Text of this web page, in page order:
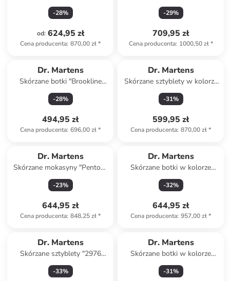
czarnym
-28%
od: 624,95 zł
Cena producenta: 870,00 zł*
brązowym
-29%
709,95 zł
Cena producenta: 1000,50 zł*
Dr. Martens
Skórzane botki "Brookline
Chukka" w kolorze brązowym
-28%
494,95 zł
Cena producenta: 696,00 zł*
Dr. Martens
Skórzane sztyblety w kolorze
czarnym
-31%
599,95 zł
Cena producenta: 870,00 zł*
Dr. Martens
Skórzane mokasyny "Penton"
w kolorze czarnym
-23%
644,95 zł
Cena producenta: 848,25 zł*
Dr. Martens
Skórzane botki w kolorze
czarnym
-32%
644,95 zł
Cena producenta: 957,00 zł*
Dr. Martens
Skórzane sztyblety "2976
Cashew Ambassador" w
kolorze jasnobrązowym
-33%
Dr. Martens
Skórzane botki w kolorze
czarnym
-31%